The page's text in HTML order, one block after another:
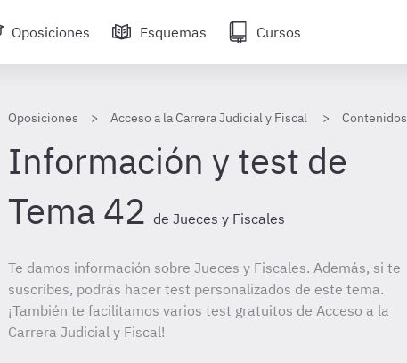
Oposiciones Esquemas Cursos
Oposiciones Acceso a la Carrera Judicial y Fiscal Contenidos
Información y test de
Tema 42 de Jueces y Fiscales
Te damos información sobre Jueces y Fiscales. Además, si te
suscribes, podrás hacer test personalizados de este tema.
¡También te facilitamos varios test gratuitos de Acceso a la
Carrera Judicial y Fiscal!